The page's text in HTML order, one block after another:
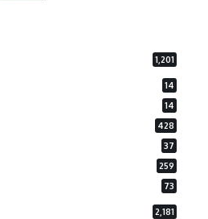
1,201
14
14
428
37
259
73
2,181